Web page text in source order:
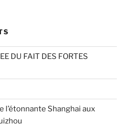
DU FAIT DES FORTES
l’étonnante Shanghai aux